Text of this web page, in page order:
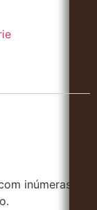
inúmeras